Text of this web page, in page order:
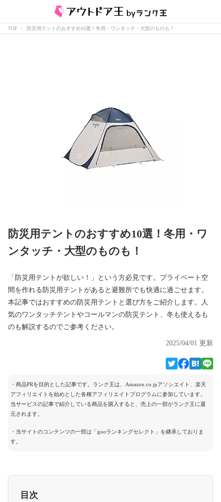
TOP 防災用テントのおすすめ10選！冬用・ワンタッチ・大型のものも！
防災用テントのおすすめ10選！冬用・ワ
ンタッチ・大型のものも！
「防災用テントが欲しい！」という方必見です。プライベート空
間を作れる防災用テントがあると避難所でも快適に過ごせます。
本記事ではおすすめの防災用テントと選び方をご紹介します。人
気のワンタッチテントやコールマンの防災テント、冬も使えるも
のも解説するのでご参考ください。
2025/04/01 更新
・商品PRを目的とした記事です。ランク王は、Amazon.co.jpアソシエイト、楽天
アフィリエイトを始めとした各種アフィリエイトプログラムに参加しています。
当サービスの記事で紹介している商品を購入すると、売上の一部がランク王に還
元されます。
・当サイトのコンテンツの一部は「gooランキングセレクト」を継承しておりま
す。
目次